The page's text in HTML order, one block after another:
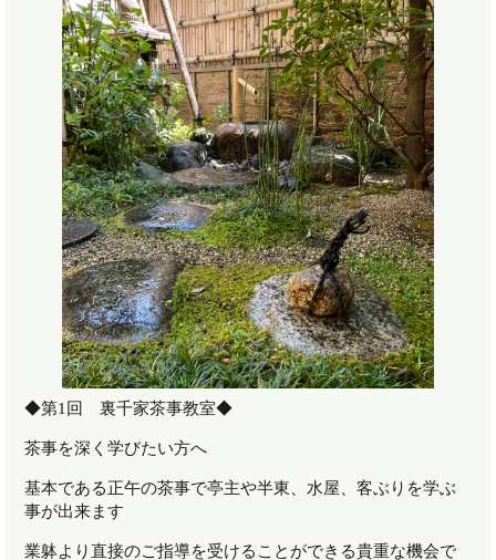
◆第1 回 裏千家茶事教室◆
茶事を深く学びたい方へ
基本である正午の茶事で亭主や半東、水屋、客ぶりを学ぶ
事が出来ます
業躰より直接のご指導を受けることができる貴重な機会で